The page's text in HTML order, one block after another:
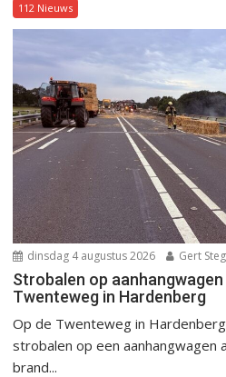
112 Nieuws
dinsdag 4 augustus 2026 Gert
Strobalen op
Twenteweg in Hardenberg
Op de Twenteweg in
strobalen op een aanhangwagen
brand...